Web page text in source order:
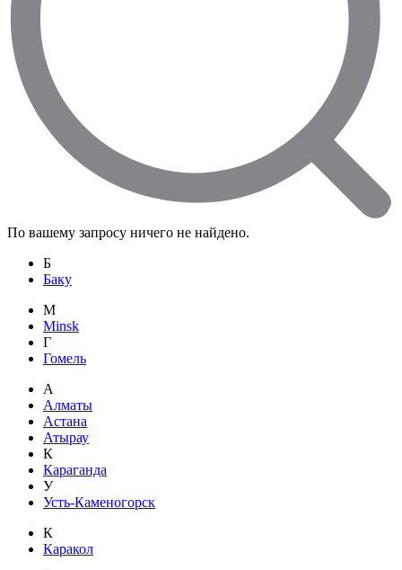
По вашему запросу ничего не найдено.
Б
Баку
M
Minsk
Г
Гомель
А
Алматы
Астана
Атырау
К
Караганда
У
Усть-Каменогорск
К
Каракол